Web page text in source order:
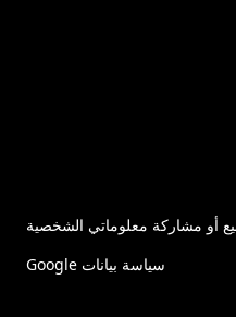
أو مشاركة معلوماتي الشخصية
سياسة بيانات Google